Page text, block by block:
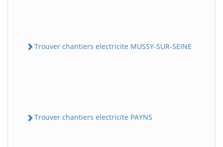
Trouver chantiers electricite MUSSY-SUR-SEINE
Trouver chantiers electricite PAYNS